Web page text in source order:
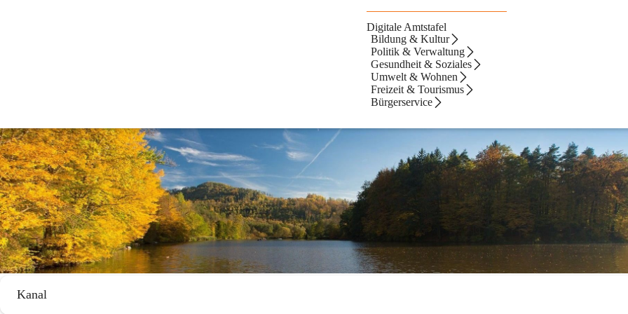
Digitale Amtstafel
Bildung & Kultur
Politik & Verwaltung
Gesundheit & Soziales
Umwelt & Wohnen
Freizeit & Tourismus
Bürgerservice
Kanal